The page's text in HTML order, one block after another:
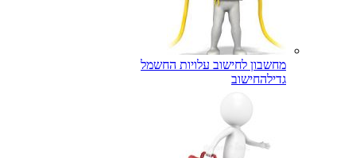
מחשבון לחישוב עלויות החשמל
גדילהחישוב